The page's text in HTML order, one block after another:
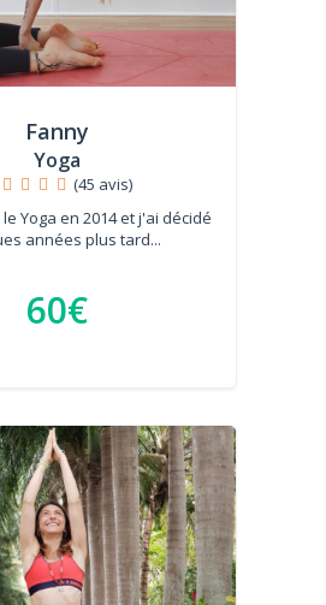
Fanny
Yoga
(45 avis)
Yoga en 2014 et j'ai décidé
années plus tard...
60€